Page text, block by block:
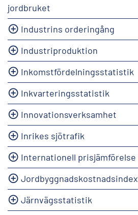
jordbruket
Industrins orderingång
Industriproduktion
Inkomstfördelningsstatistik
Inkvarteringsstatistik
Innovationsverksamhet
Inrikes sjötrafik
Internationell prisjämförelse
Jordbyggnadskostnadsindex
Järnvägsstatistik